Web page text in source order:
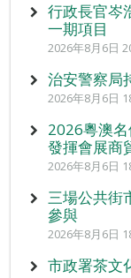
行政長官岑
一期項目
2026年8月6日
治安警察局
2026年8月6日
2026粵澳
發揮會展商
2026年8月6日
三場公共街
參與
2026年8月6日
市政署茶文